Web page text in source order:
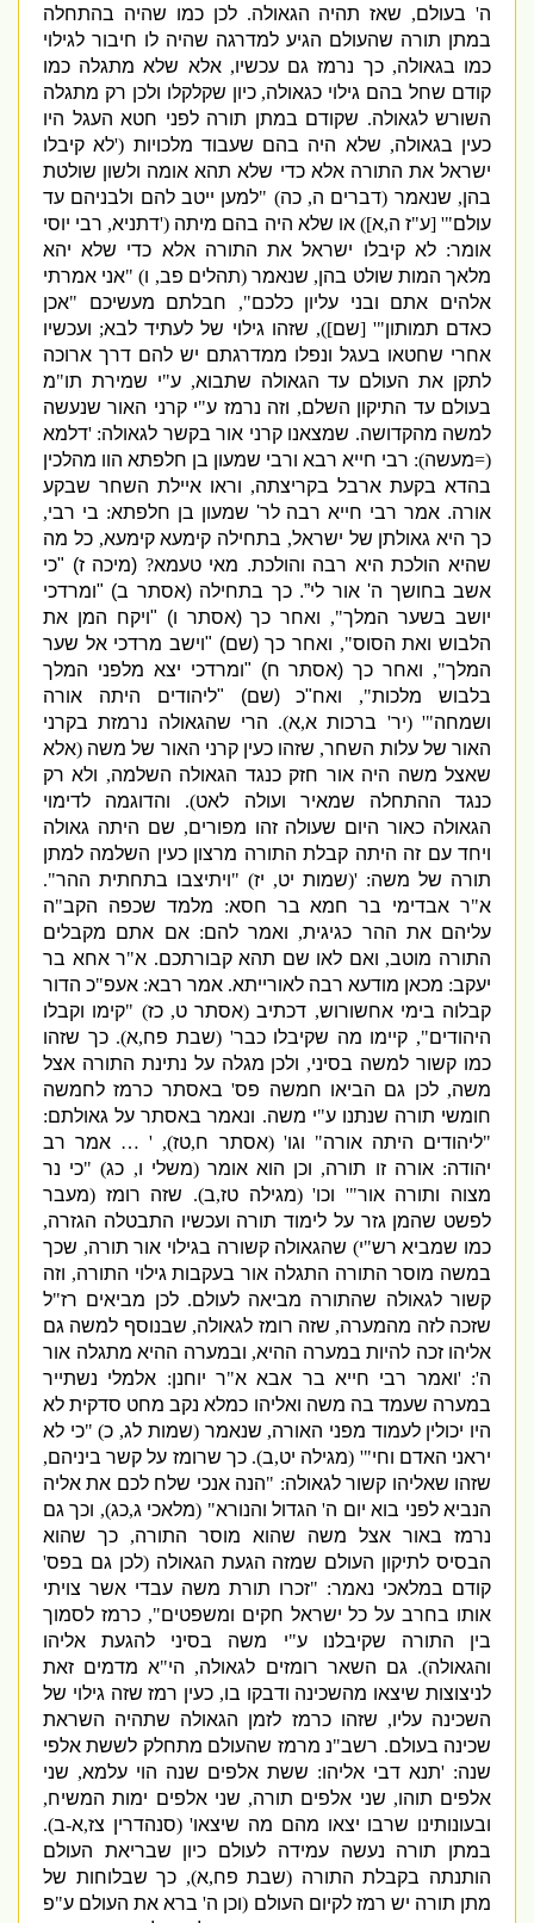
'בעולם,שאז תהיה הגאולה.לכן כמו שהיה בהתחלה
במתן תורה שהעולם הגיע למדרגה שהיה לו חיבור לגילוי
כמו בגאולה,כך נרמז גם עכשיו,אלא שלא מתגלה כמו
קודם שחל בהם גילוי כגאולה,כיון שקלקלו ולכן רק מתגלה
השורש לגאולה.שקודם במתן תורה לפני חטא העגל היו
כעין בגאולה,שלא היה בהם שעבוד מלכויות(' לא קיבלו
ישראל את התורה אלא כדי שלא תהא אומה ולשון שולטת
בהן,שנאמר(דברים ה ,כה) "למען ייטב להם ולבניהם עד
עולם"' [ע "ז ה, א])או שלא היה בהם מיתה('דתניא,רבי יוסי
אומר:לא קיבלו ישראל את התורה אלא כדי שלא יהא
מלאך המות שולט בהן,שנאמר(תהלים פב,ו) "אני אמרתי
אלהים אתם ובני עליון כלכם",חבלתם מעשיכם"
אכן
כאדם תמותון"' [שם]),שזהו גילוי של לעתיד לבא;ועכשיו
אחרי שחטאו בעגל ונפלו ממדרגתם יש להם דרך ארוכה
לתקן את העולם עד הגאולה שתבוא,ע "י שמירת תו "מ
בעולם עד התיקון השלם,וזה נרמז ע"י קרני האור שנעשה
למשה מהקדושה.שמצאנו קרני אור בקשר לגאולה: 'דלמא
מעשה):רבי חייא רבא ורבי שמעון בן חלפתא הוו מהלכין
בהדא בקעת ארבל בקריצתה,וראו איילת השחר שבקע
אורה.אמר רבי חייא רבה לר'שמעון בן חלפתא:בי רבי,
כך היא גאולתן של ישראל,בתחילה קימעא קימעא,כל מה
שהיא הולכת היא רבה והולכת.מאי טעמא?
(מיכה ז) "כי
אשב בחושך ה 'אור לי”.כך בתחילה(אסתר ב ) "ומרדכי
יושב בשער המלך",ואחר כך(אסתר ו) " ויקח המן את
הלבוש ואת הסוס",ואחר כך(שם) "וישב מרדכי אל שער
המלך",ואחר כך(אסתר ח ) " ומרדכי יצא מלפני המלך
בלבוש מלכות",ואח"כ( שם) "
ליהודים היתה אורה
ושמחה"' (יר'ברכות א א).הרי שהגאולה נרמזת בקרני
האור של עלות השחר,שזהו כעין קרני האור של משה(אלא
שאצל משה היה אור חזק כנגד הגאולה השלמה,ולא רק
כנגד ההתחלה שמאיר ועולה לאט).והדוגמה לדימוי
הגאולה כאור היום שעולה זהו מפורים,שם היתה גאולה
ויחד עם זה היתה קבלת התורה מרצון כעין השלמה למתן
תורה של משה: '
( שמות יט ,יז ) "ויתיצבו בתחתית ההר".
"ר אבדימי בר חמא בר חסא:מלמד שכפה הקב"ה
עליהם את ההר כגיגית,ואמר להם:אם אתם מקבלים
התורה מוטב,ואם לאו שם תהא קבורתכם.א "ר אחא בר
יעקב:מכאן מודעא רבה לאורייתא.אמר רבא:אעפ"כ הדור
קבלוה בימי אחשורוש,דכתיב(אסתר ט ,כז ) "קימו וקבלו
היהודים",קיימו מה שקיבלו כבר' (שבת פח,א).כך שזהו
כמו קשור למשה בסיני,ולכן מגלה על נתינת התורה אצל
משה,לכן גם הביאו חמשה פס'באסתר כרמז לחמשה
חומשי תורה שנתנו ע "י משה.ונאמר באסתר על גאולתם:
ליהודים היתה אורה"וגו ' (אסתר ח טז), ' …אמר רב
יהודה:אורה זו תורה,וכן הוא אומר(משלי ו, כג ) "כי נר
מצוה ותורה אור"'וכו ' (מגילה טז,ב).שזה רומז(מעבר
לפשט שהמן גזר על לימוד תורה ועכשיו התבטלה הגזרה,
כמו שמביא רש"י)שהגאולה קשורה בגילוי אור תורה,שכך
במשה מוסר התורה התגלה אור בעקבות גילוי התורה,וזה
קשור לגאולה שהתורה מביאה לעולם.לכן מביאים רז "ל
שזכה לזה מהמערה,שזה רומז לגאולה,שבנוסף למשה גם
אליהו זכה להיות במערה ההיא,ובמערה ההיא מתגלה אור
': 'ואמר רבי חייא בר אבא א "ר יוחנן:אלמלי נשתייר
במערה שעמד בה משה ואליהו כמלא נקב מחט סדקית לא
היו יכולין לעמוד מפני האורה,שנאמר(שמות לג ,כ) "כי לא
יראני האדם וחי"' (מגילה יט ,ב).כך שרומז על קשר ביניהם,
שזהו שאליהו קשור לגאולה: "הנה אנכי שלח לכם את אליה
הנביא לפני בוא יום ה 'הגדול והנורא" (מלאכי ג, כג),וכך גם
נרמז באור אצל משה שהוא מוסר התורה,כך שהוא
הבסיס לתיקון העולם שמזה הגעת הגאולה(לכן גם בפס'
קודם במלאכי נאמר: " זכרו תורת משה עבדי אשר צויתי
אותו בחרב על כל ישראל חקים ומשפטים",כרמז לסמוך
בין התורה שקיבלנו ע
"י משה בסיני להגעת אליהו
והגאולה).גם השאר רומזים לגאולה,הי "א מדמים זאת
לניצוצות שיצאו מהשכינה ודבקו בו ,כעין רמז שזה גילוי של
השכינה עליו,שזהו כרמז לזמן הגאולה שתהיה השראת
שכינה בעולם.רשב"נ מרמז שהעולם מתחלק לששת אלפי
שנה: 'תנא דבי אליהו:ששת אלפים שנה הוי עלמא,שני
אלפים תוהו,שני אלפים תורה,שני אלפים ימות המשיח,
ובעונותינו שרבו יצאו מהם מה שיצאו' (סנהדרין צז ,א-ב).
במתן תורה נעשה עמידה לעולם כיון שבריאת העולם
הותנתה בקבלת התורה(שבת פח,א),כך שבלוחות של
מתן תורה יש רמז לקיום העולם(וכן ה'ברא את העולם ע"פ